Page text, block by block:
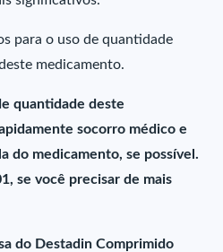
para o uso de quantidade
medicamento.
quantidade deste
socorro médico e
do medicamento, se possível.
se você precisar de mais
do Destadin Comprimido